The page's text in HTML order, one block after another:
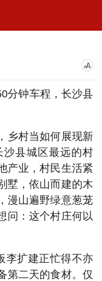
分钟车程，长沙县
乡村当如何展现新
县城区最远的村
产业，村民生活紧
墅，依山而建的木
漫山遍野绿意葱茏
：这个村庄何以
李扩建正忙得不亦
第二天的食材。仅